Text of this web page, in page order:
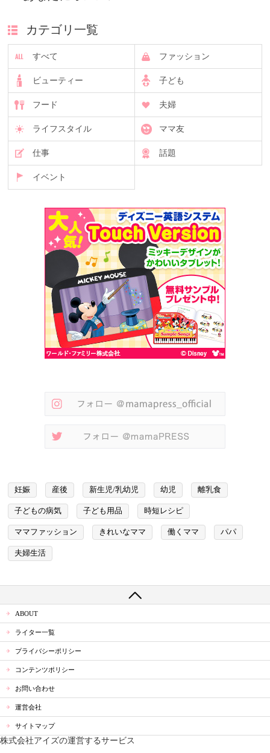
カテゴリ一覧
すべて ファッション
ビューティー 子ども
フード 夫婦
ライフスタイル ママ友
仕事 話題
イベント
妊娠 産後 新生児/乳幼児 幼児 離乳食
子どもの病気 子ども用品 時短レシピ
ママファッション きれいなママ 働くママ パパ
夫婦生活
ABOUT
ライター一覧
プライバシーポリシー
コンテンツポリシー
お問い合わせ
運営会社
サイトマップ
株式会社アイズの運営するサービス